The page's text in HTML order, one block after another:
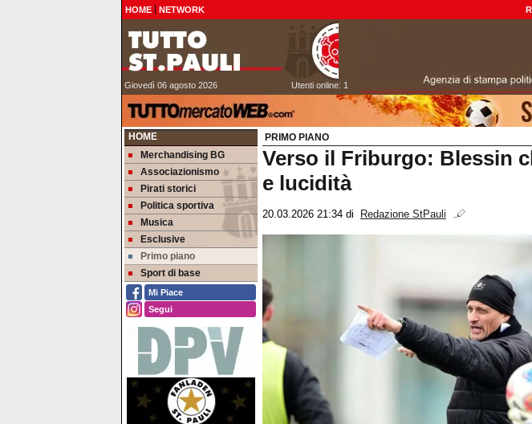
HOME NETWORK
Giovedì 06 agosto 2026 Utenti online: 1
HOME
Merchandising BG
Associazionismo
Pirati storici
Politica sportiva
Musica
Esclusive
Primo piano
Sport di base
Mi Piace
Segui
PRIMO PIANO
Verso il Friburgo: Blessin
e lucidità
20.03.2026 21:34 di Redazione StPauli